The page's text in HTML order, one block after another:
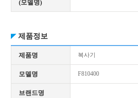
(모델명)
제품정보
제품명 복사기
모델명 F810400
브랜드명